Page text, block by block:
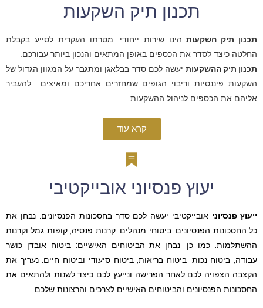
תכנון תיק השקעות
תכנון תיק השקעות הינו שירות ייחודי. מטרתו העקרית לסייע בקבלת
החלטה כיצד לסדר את הכספים באופן המתאים והנכון ביותר עבורכם.
תכנון תיק ההשקעותיעשה לכם סדר בבלאגן ומתגבר על המגוון הגדול של
השקעות פיננסיות וריבוי הגופים שמחזרים אחריכם ומאיצים להעביר
אליהם את הכספים לניהול ההשקעות.
קרא עוד
יעוץ פנסיוני אובייקטיבי
ייעוץ פנסיוניאובייקטיבי יעשה לכם סדר בחסכונות הפנסיונים. נבחן את
כל החסכונות הפנסיונים: ביטוחי מנהלים, קרנות פנסיה, קופות גמל וקרנות
ההשתלמות. כמו כן, נבחן את הביטוחים האישיים: ביטוח אובדן כושר
עבודה, ביטוח נכות, ביטוח בריאות, ביטוח סיעודי וביטוח חיים. נעריך את
הקצבה הצפויה לכם לאחר הפרישה ונייעץ לכם כיצד לשנות ולהתאים את
החסכונות הפנסיונים והביטוחים האישיים לצרכים והרצונות שלכם.